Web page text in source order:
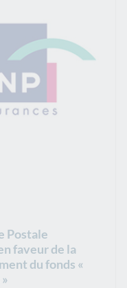
Postale
faveur de la
du fonds «